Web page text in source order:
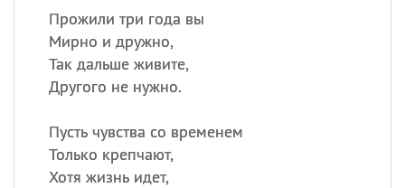
Прожили три года вы
Мирно и дружно,
Так дальше живите,
Другого не нужно.
Пусть чувства со временем
Только крепчают,
Хотя жизнь идет,